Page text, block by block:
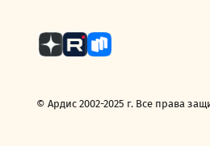
© Ардис 2002-2025 г. Все права